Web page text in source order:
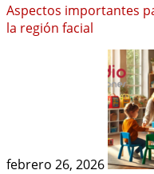
Aspectos importantes
la región facial
febrero 26, 2026